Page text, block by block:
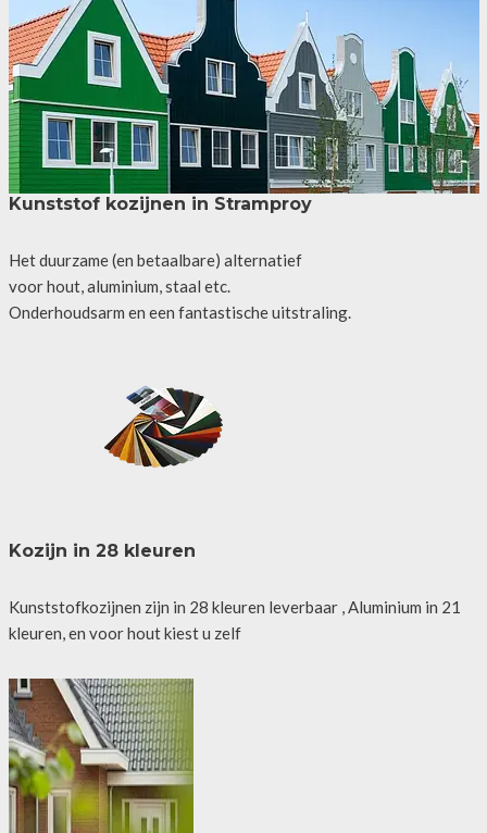
Kunststof kozijnen in Stramproy
Het duurzame (en betaalbare) alternatief
voor hout, aluminium, staal etc.
Onderhoudsarm en een fantastische uitstraling.
Kozijn in 28 kleuren
Kunststofkozijnen zijn in 28 kleuren leverbaar , Aluminium in 21
kleuren, en voor hout kiest u zelf